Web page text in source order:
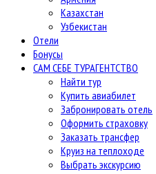
Казахстан
Узбекистан
Отели
Бонусы
САМ СЕБЕ ТУРАГЕНТСТВО
Найти тур
Купить авиабилет
Забронировать отель
Оформить страховку
Заказать трансфер
Круиз на теплоходе
Выбрать экскурсию